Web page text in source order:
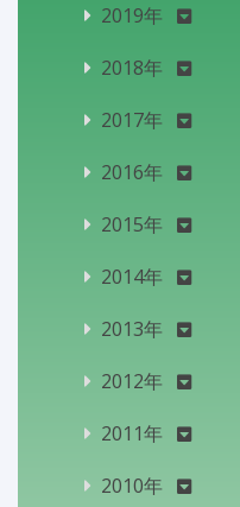
2019年
2018年
2017年
2016年
2015年
2014年
2013年
2012年
2011年
2010年